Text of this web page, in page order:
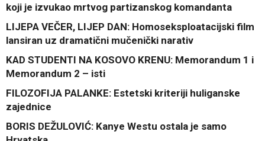
koji je izvukao mrtvog partizanskog komandanta
LIJEPA VEČER, LIJEP DAN: Homoseksploatacijski film
lansiran uz dramatični mučenički narativ
KAD STUDENTI NA KOSOVO KRENU: Memorandum 1 i
Memorandum 2 – isti
FILOZOFIJA PALANKE: Estetski kriteriji huliganske
zajednice
BORIS DEŽULOVIĆ: Kanye Westu ostala je samo